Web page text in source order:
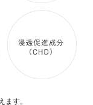
ます。